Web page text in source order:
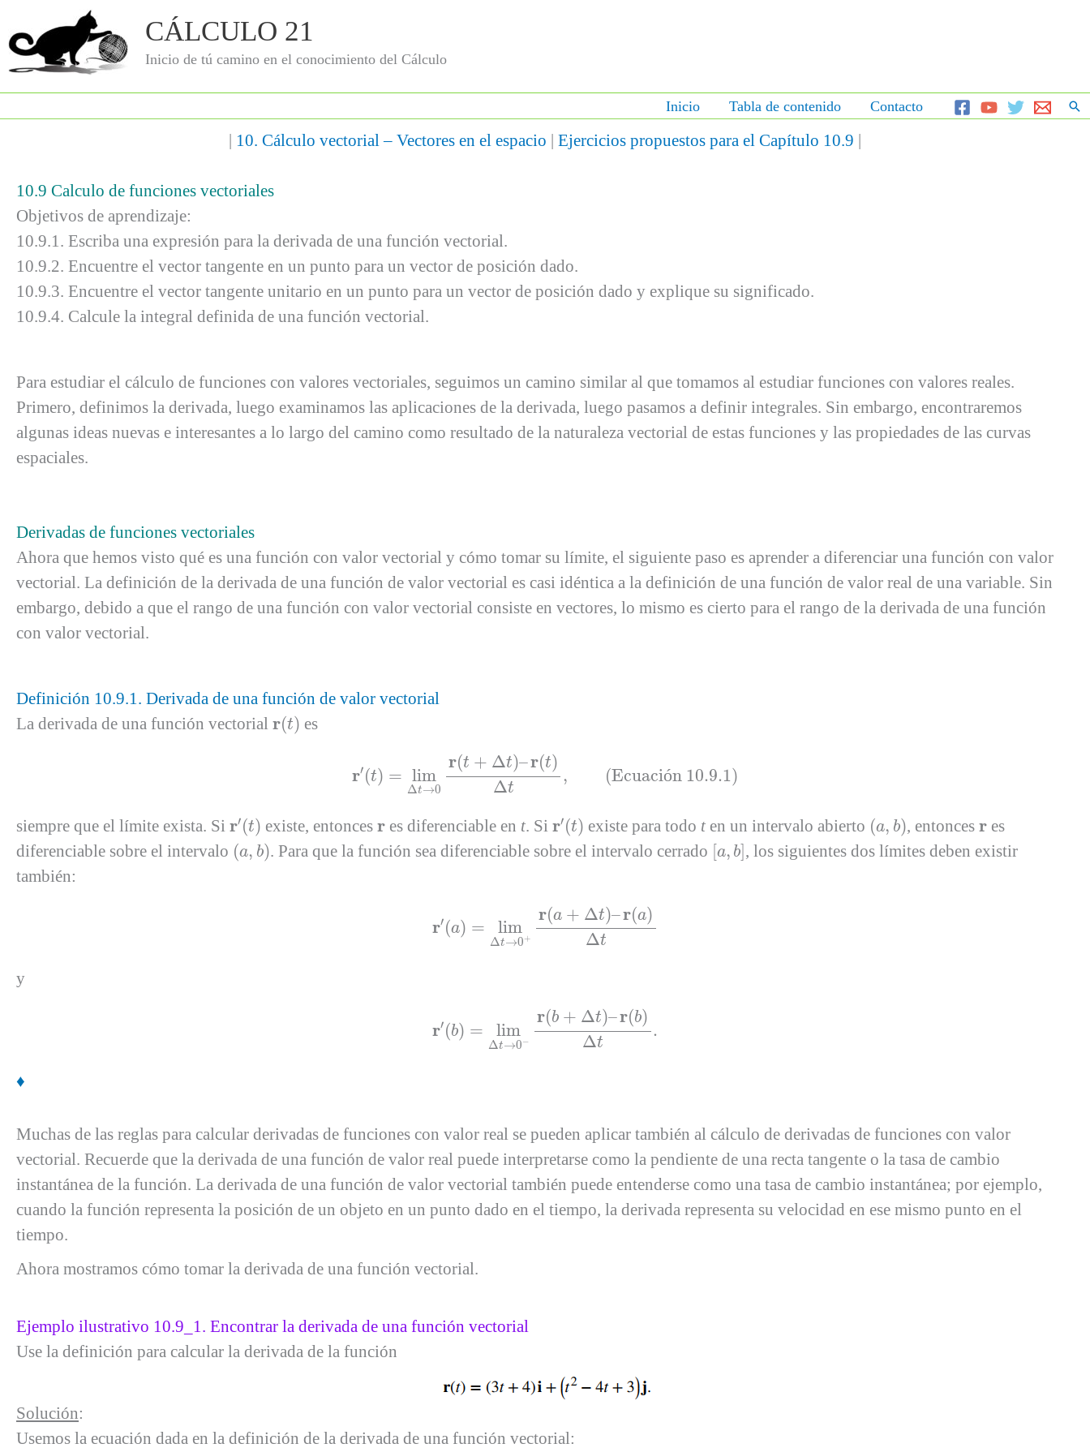
contenido
CÁLCULO 21
Inicio de tú camino en el conocimiento del Cálculo
Inicio Tabla de contenido Contacto Insertar el código HTML aquí.
| 10. Cálculo vectorial – Vectores en el espacio | Ejercicios propuestos para el Capítulo 10.9 |
10.9 Calculo de funciones vectoriales
Objetivos de aprendizaje:
10.9.1. Escriba una expresión para la derivada de una función vectorial.
10.9.2. Encuentre el vector tangente en un punto para un vector de posición dado.
10.9.3. Encuentre el vector tangente unitario en un punto para un vector de posición dado y explique su significado.
10.9.4. Calcule la integral definida de una función vectorial.
Para estudiar el cálculo de funciones con valores vectoriales, seguimos un camino similar al que tomamos al estudiar funciones con valores reales.
Primero, definimos la derivada, luego examinamos las aplicaciones de la derivada, luego pasamos a definir integrales. Sin embargo, encontraremos
algunas ideas nuevas e interesantes a lo largo del camino como resultado de la naturaleza vectorial de estas funciones y las propiedades de las curvas
espaciales.
Derivadas de funciones vectoriales
Ahora que hemos visto qué es una función con valor vectorial y cómo tomar su límite, el siguiente paso es aprender a diferenciar una función con valor
vectorial. La definición de la derivada de una función de valor vectorial es casi idéntica a la definición de una función de valor real de una variable. Sin
embargo, debido a que el rango de una función con valor vectorial consiste en vectores, lo mismo es cierto para el rango de la derivada de una función
con valor vectorial.
Definición 10.9.1. Derivada de una función de valor vectorial
La derivada de una función vectorial r(t)
r(t) es
r′(t) = lim
Δt→0
r(t + Δt)–r(t)
Δt
, (Ecuación 10.9.1)
Δt→ 0 t+Δ –r(t)
siempre que el límite exista. Si r′(t)
′(t) existe, entoncesr
r es diferenciable en t. Sir′(t)
′(t) existe para todo t en un intervalo abierto (a, b)
( b) , entonces r
res
diferenciable sobre el intervalo (a, b)
( b) . Para que la función sea diferenciable sobre el intervalo cerrado [a, b]
[ b], los siguientes dos límites deben existir
también:
r′(a) = lim
Δt→0+
r(a + Δt)–r(a)
Δt
+r + Δt )– ) Δt
y
r′(b) = lim
Δt→0−
r(b + Δt)–r(b)
Δt
.
0−r( + Δt )– (b)Δ
♦
Muchas de las reglas para calcular derivadas de funciones con valor real se pueden aplicar también al cálculo de derivadas de funciones con valor
vectorial. Recuerde que la derivada de una función de valor real puede interpretarse como la pendiente de una recta tangente o la tasa de cambio
instantánea de la función. La derivada de una función de valor vectorial también puede entenderse como una tasa de cambio instantánea; por ejemplo,
cuando la función representa la posición de un objeto en un punto dado en el tiempo, la derivada representa su velocidad en ese mismo punto en el
tiempo.
Ahora mostramos cómo tomar la derivada de una función vectorial.
Ejemplo ilustrativo 10.9_1. Encontrar la derivada de una función vectorial
Use la definición para calcular la derivada de la función
Solución:
Usemos la ecuación dada en la definición de la derivada de una función vectorial: